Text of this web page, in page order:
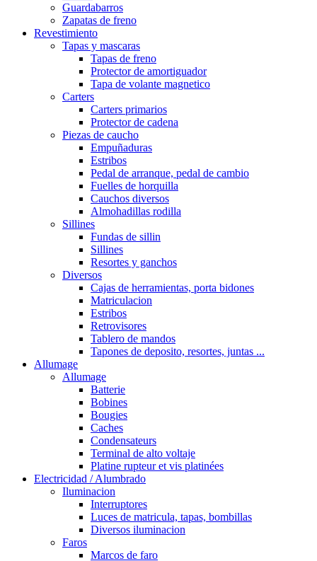
Guardabarros
Zapatas de freno
Revestimiento
Tapas y mascaras
Tapas de freno
Protector de amortiguador
Tapa de volante magnetico
Carters
Carters primarios
Protector de cadena
Piezas de caucho
Empuñaduras
Estribos
Pedal de arranque, pedal de cambio
Fuelles de horquilla
Cauchos diversos
Almohadillas rodilla
Sillines
Fundas de sillin
Sillines
Resortes y ganchos
Diversos
Cajas de herramientas, porta bidones
Matriculacion
Estribos
Retrovisores
Tablero de mandos
Tapones de deposito, resortes, juntas ...
Allumage
Allumage
Batterie
Bobines
Bougies
Caches
Condensateurs
Terminal de alto voltaje
Platine rupteur et vis platinées
Electricidad / Alumbrado
Iluminacion
Interruptores
Luces de matricula, tapas, bombillas
Diversos iluminacion
Faros
Marcos de faro